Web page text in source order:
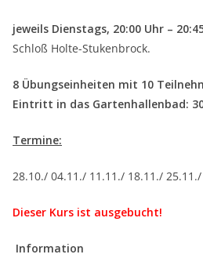
jeweils Dienstags, 20:00 Uhr –
Schloß Holte-Stukenbrock.
8 Übungseinheiten mit 10
Eintritt in das Gartenhallenbad:
Termine:
28.10./ 04.11./ 11.11./ 18.11./
Dieser Kurs ist ausgebucht!
Information